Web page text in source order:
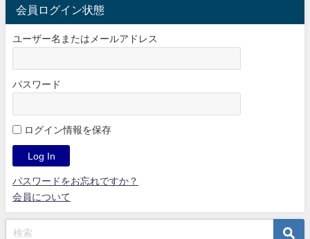
会員ログイン状態
ユーザー名またはメールアドレス
パスワード
ログイン情報を保存
パスワードをお忘れですか？
会員について